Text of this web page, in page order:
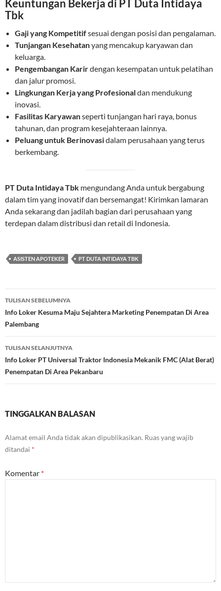
Keuntungan Bekerja di PT Duta Intidaya
Tbk
Gaji yang Kompetitifsesuai dengan posisi dan pengalaman.
Tunjangan Kesehatanyang mencakup karyawan dan
keluarga.
Pengembangan Karirdengan kesempatan untuk pelatihan
dan jalur promosi.
Lingkungan Kerja yang Profesionaldan mendukung
inovasi.
Fasilitas Karyawanseperti tunjangan hari raya, bonus
tahunan, dan program kesejahteraan lainnya.
Peluang untuk Berinovasidalam perusahaan yang terus
berkembang.
PT Duta Intidaya Tbk mengundang Anda untuk bergabung
dalam tim yang inovatif dan bersemangat! Kirimkan lamaran
Anda sekarang dan jadilah bagian dari perusahaan yang
terdepan dalam distribusi dan retail di Indonesia.
ASISTEN APOTEKER PT DUTA INTIDAYA TBK
Navigasi
Tulisan
TULISAN SEBELUMNYA
Info Loker Kesuma Maju Sejahtera Marketing Penempatan Di Area
Palembang
TULISAN SELANJUTNYA
Info Loker PT Universal Traktor Indonesia Mekanik FMC (Alat Berat)
Penempatan Di Area Pekanbaru
TINGGALKAN BALASAN
Alamat email Anda tidak akan dipublikasikan. Ruas yang wajib
ditandai *
Komentar *